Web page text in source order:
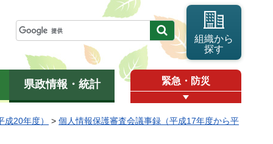
組織から
探す
県政情報・統計 緊急・防災
20年度） > 個人情報保護審査会議事録（平成17年度から平